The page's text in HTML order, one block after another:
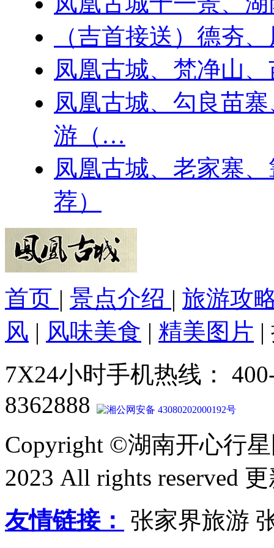
（吉首接送）德夯
凤凰古城、梵净山
凤凰古城、勾良苗
游（…
凤凰古城、老家寨
荐）
首页 | 景点介绍 | 旅游攻
风 | 风味美食 | 精美图片 |
7X24小时手机热线：
8362888
湘公网安备 43080202000192号
Copyright ©湖南开心行
2023 All rights reserved
友情链接：
张家界旅游